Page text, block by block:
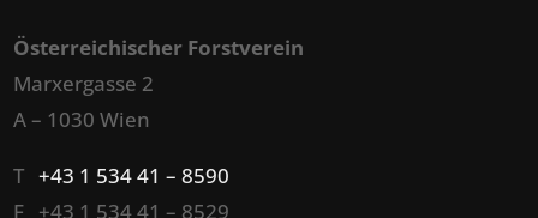
Österreichischer Forstverein
Marxergasse 2
A – 1030 Wien
T+43 1 534 41 – 8590
F +43 1 534 41 – 8529